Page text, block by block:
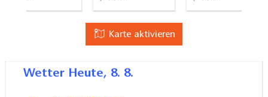
Karte aktivieren
Wetter Heute, 8. 8.